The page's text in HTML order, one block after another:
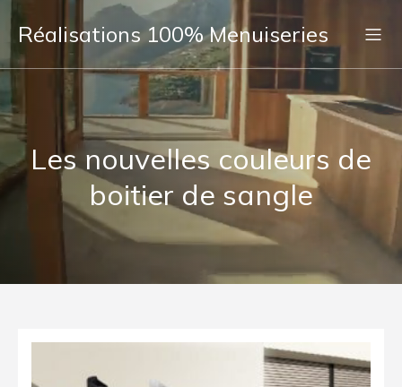
Réalisations 100% Menuiseries
Les nouvelles couleurs de
boitier de sangle